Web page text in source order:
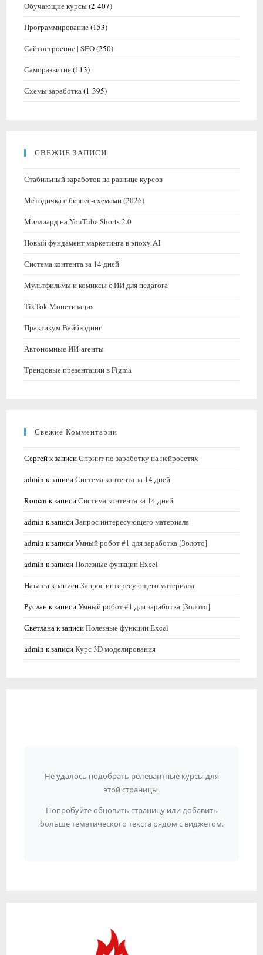
Обучающие курсы(2 407)
Программирование(153)
Сайтостроение | SEO(250)
Саморазвитие(113)
Схемы заработка(1 395)
СВЕЖИЕ ЗАПИСИ
Стабильный заработок на разнице курсов
Методичка с бизнес-схемами (2026)
Миллиард на YouTube Shorts 2.0
Новый фундамент маркетинга в эпоху AI
Система контента за 14 дней
Мультфильмы и комиксы с ИИ для педагога
TikTok Монетизация
Практикум Вайбкодинг
Автономные ИИ-агенты
Трендовые презентации в Figma
Свежие Комментарии
Сергейк записиСпринт по заработку на нейросетях
admin к записиСистема контента за 14 дней
Roman к записиСистема контента за 14 дней
admin к записиЗапрос интересующего материала
admin к записиУмный робот #1 для заработка [Золото]
admin к записиПолезные функции Excel
Наташак записиЗапрос интересующего материала
Русланк записиУмный робот #1 для заработка [Золото]
Светланак записиПолезные функции Excel
admin к записиКурс 3D моделирования